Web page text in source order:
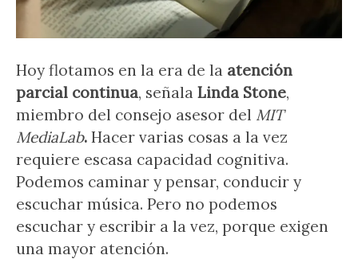
Hoy flotamos en la era de la atención
parcial continua, señala Linda Stone,
miembro del consejo asesor del MIT
MediaLab. Hacer varias cosas a la vez
requiere escasa capacidad cognitiva.
Podemos caminar y pensar, conducir y
escuchar música. Pero no podemos
escuchar y escribir a la vez, porque exigen
una mayor atención.